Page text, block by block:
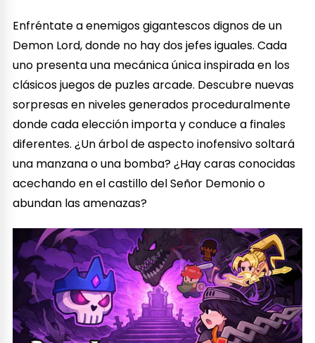
Enfréntate a enemigos gigantescos dignos de un
Demon Lord, donde no hay dos jefes iguales. Cada
uno presenta una mecánica única inspirada en los
clásicos juegos de puzles arcade. Descubre nuevas
sorpresas en niveles generados proceduralmente
donde cada elección importa y conduce a finales
diferentes. ¿Un árbol de aspecto inofensivo soltará
una manzana o una bomba? ¿Hay caras conocidas
acechando en el castillo del Señor Demonio o
abundan las amenazas?